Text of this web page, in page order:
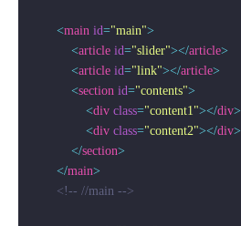
<main id="main">
<article id="slider"></article>
<article id="link"></article>
<section id="contents">
<div class="content1"></div>
<div class="content2"></div>
</section>
</main>
<!-- //main -->